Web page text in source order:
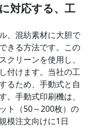
対応する、工
、混紡素材に大胆で
きる方法です。この
リーンを使用し、
付けます。当社の工
るため、手動式と自
手動式印刷機は、
ト（50～200枚）の
模注文向けに1日